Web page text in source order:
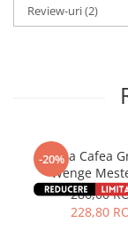
Review-uri(2)
-20%
Masa Cafea
Wenge
286,00
228,80